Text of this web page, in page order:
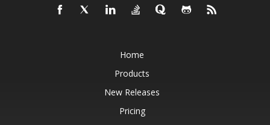
Home
Products
New Releases
Pricing